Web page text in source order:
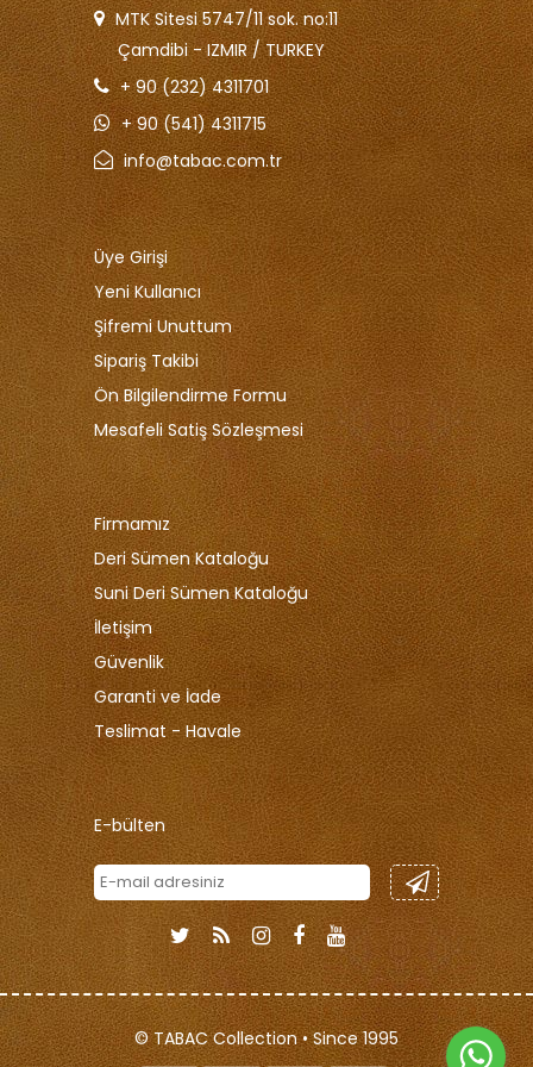
MTK Sitesi 5747/11 sok. no:11
Çamdibi - IZMIR / TURKEY
+ 90 (232) 4311701
+ 90 (541) 4311715
info@tabac.com.tr
Üye Girişi
Yeni Kullanıcı
Şifremi Unuttum
Sipariş Takibi
Ön Bilgilendirme Formu
Mesafeli Satiş Sözleşmesi
Firmamız
Deri Sümen Kataloğu
Suni Deri Sümen Kataloğu
İletişim
Güvenlik
Garanti ve İade
Teslimat - Havale
E-bülten
© TABAC Collection • Since 1995